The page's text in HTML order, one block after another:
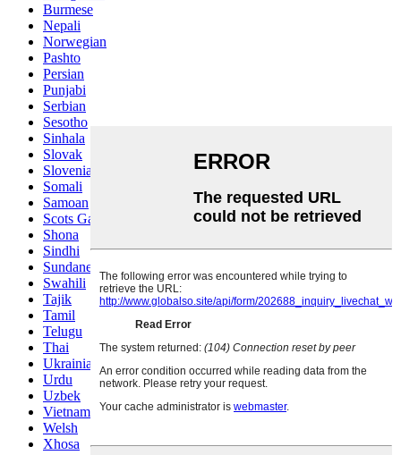
Burmese
Nepali
Norwegian
Pashto
Persian
Punjabi
Serbian
Sesotho
Sinhala
Slovak
Slovenian
Somali
Samoan
Scots Gaelic
Shona
Sindhi
Sundanese
Swahili
Tajik
Tamil
Telugu
Thai
Ukrainian
Urdu
Uzbek
Vietnamese
Welsh
Xhosa